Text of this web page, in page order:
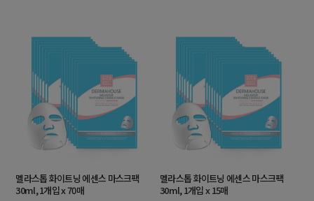
멜라스톱 화이트닝 에센스 마스크팩
30ml, 1개입 x 70매
멜라스톱 화이트닝 에센스 마스크팩
30ml, 1개입 x 15매